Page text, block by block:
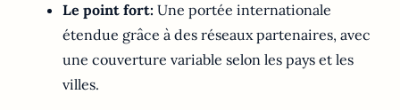
Le point fort: Une portée internationale
étendue grâce à des réseaux partenaires, avec
une couverture variable selon les pays et les
villes.